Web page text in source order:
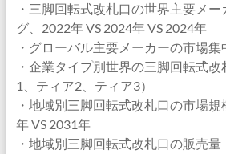
・三脚回転式改札口の世界主要メ
グ、2022年 VS 2024年 VS 2024年
・グローバル主要メーカーの市場集
・企業タイプ別世界の三脚回転式
1、ティア2、ティア3）
・地域別三脚回転式改札口の市場
年 VS 2031年
・地域別三脚回転式改札口の販売量